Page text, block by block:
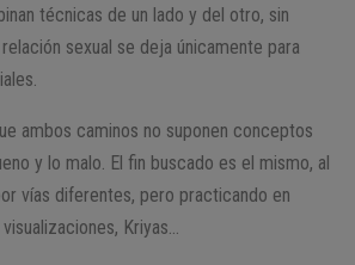
técnicas de un lado y del otro, sin
sexual se deja únicamente para
ambos caminos no suponen conceptos
y lo malo. El fin buscado es el mismo, al
vías diferentes, pero practicando en
visualizaciones, Kriyas…